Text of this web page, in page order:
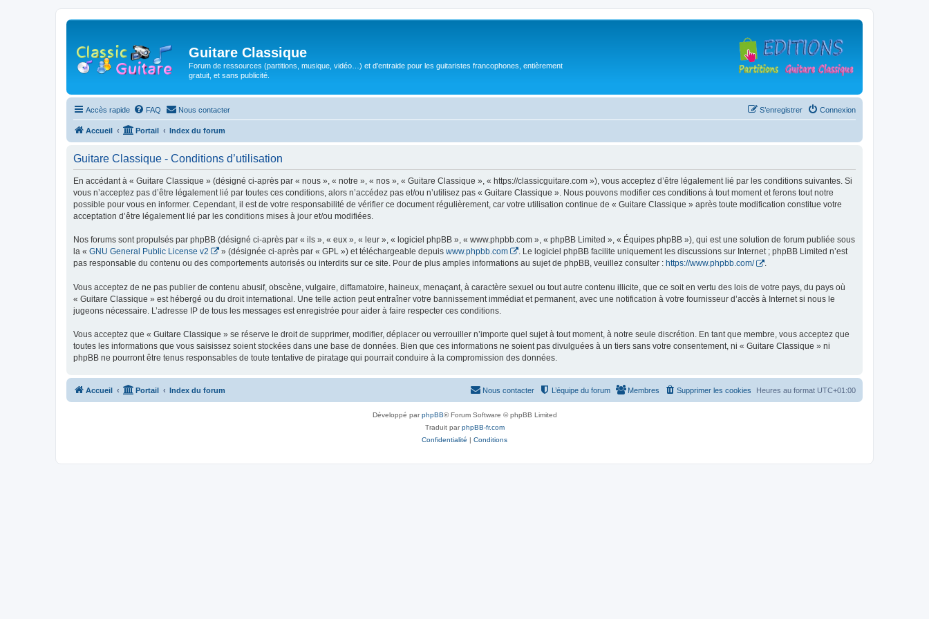
Guitare Classique
Forum de ressources (partitions, musique, vidéo…) et d'entraide pour les guitaristes francophones, entièrement
gratuit, et sans publicité.
Accès rapide FAQ Nous contacter Connexion
S’enregistrer
Accueil Portail Index du forum
Guitare Classique - Conditions d’utilisation
En accédant à « Guitare Classique » (désigné ci-après par « nous », « notre », « nos », « Guitare Classique », « https://classicguitare.com »), vous acceptez d’être légalement lié par les conditions suivantes. Si
vous n’acceptez pas d’être légalement lié par toutes ces conditions, alors n’accédez pas et/ou n’utilisez pas « Guitare Classique ». Nous pouvons modifier ces conditions à tout moment et ferons tout notre
possible pour vous en informer. Cependant, il est de votre responsabilité de vérifier ce document régulièrement, car votre utilisation continue de « Guitare Classique » après toute modification constitue votre
acceptation d’être légalement lié par les conditions mises à jour et/ou modifiées.
Nos forums sont propulsés par phpBB (désigné ci-après par « ils », « eux », « leur », « logiciel phpBB », « www.phpbb.com », « phpBB Limited », « Équipes phpBB »), qui est une solution de forum publiée sous
la « GNU General Public License v2 » (désignée ci-après par « GPL ») et téléchargeable depuis www.phpbb.com
. Le logiciel phpBB facilite uniquement les discussions sur Internet ; phpBB Limited n’est
pas responsable du contenu ou des comportements autorisés ou interdits sur ce site. Pour de plus amples informations au sujet de phpBB, veuillez consulter : https://www.phpbb.com/ .
Vous acceptez de ne pas publier de contenu abusif, obscène, vulgaire, diffamatoire, haineux, menaçant, à caractère sexuel ou tout autre contenu illicite, que ce soit en vertu des lois de votre pays, du pays où
« Guitare Classique » est hébergé ou du droit international. Une telle action peut entraîner votre bannissement immédiat et permanent, avec une notification à votre fournisseur d’accès à Internet si nous le
jugeons nécessaire. L’adresse IP de tous les messages est enregistrée pour aider à faire respecter ces conditions.
Vous acceptez que « Guitare Classique » se réserve le droit de supprimer, modifier, déplacer ou verrouiller n’importe quel sujet à tout moment, à notre seule discrétion. En tant que membre, vous acceptez que
toutes les informations que vous saisissez soient stockées dans une base de données. Bien que ces informations ne soient pas divulguées à un tiers sans votre consentement, ni « Guitare Classique » ni
phpBB ne pourront être tenus responsables de toute tentative de piratage qui pourrait conduire à la compromission des données.
Accueil Portail Index du forum Heures au format UTC+01:00
Supprimer les cookies
Membres
L’équipe du forum
Nous contacter
Développé parphpBB® Forum Software © phpBB Limited
Traduit parphpBB-fr.com
Confidentialité | Conditions